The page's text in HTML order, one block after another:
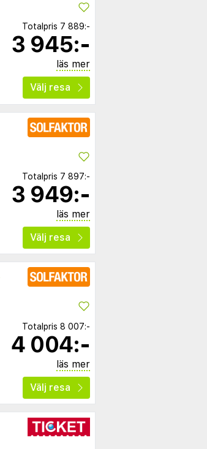
Totalpris 7 889:-
3 945:-
läs mer
Välj resa
Totalpris 7 897:-
3 949:-
läs mer
Välj resa
Totalpris 8 007:-
4 004:-
läs mer
Välj resa